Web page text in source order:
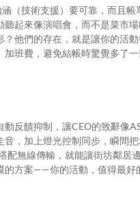
（技術支援）要可靠，而且帳
起來像演唱會，而不是菜市
他們的存在，就是讓你的活
班費，避免結帳時驚覺多了
反饋抑制，讓CEO的致辭像
，加上燈光控制同步，瞬間
無線傳輸，就能讓街坊鄰居
方案——你的活動，值得最好